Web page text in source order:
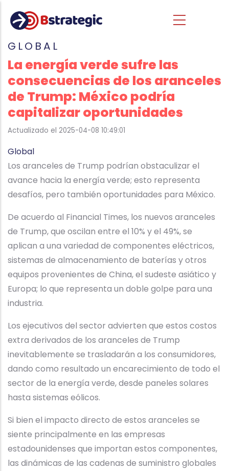
GLOBAL
La energía verde sufre las
consecuencias de los aranceles
de Trump: México podría
capitalizar oportunidades
Actualizado el 2025-04-08 10:49:01
Global
Los aranceles de Trump podrían obstaculizar el
avance hacia la energía verde; esto representa
desafíos, pero también oportunidades para México.
De acuerdo al Financial Times, los nuevos aranceles
de Trump, que oscilan entre el 10% y el 49%, se
aplican a una variedad de componentes eléctricos,
sistemas de almacenamiento de baterías y otros
equipos provenientes de China, el sudeste asiático y
Europa; lo que representa un doble golpe para una
industria.
Los ejecutivos del sector advierten que estos costos
extra derivados de los aranceles de Trump
inevitablemente se trasladarán a los consumidores,
dando como resultado un encarecimiento de todo el
sector de la energía verde, desde paneles solares
hasta sistemas eólicos.
Si bien el impacto directo de estos aranceles se
siente principalmente en las empresas
estadounidenses que importan estos componentes,
las dinámicas de las cadenas de suministro globales